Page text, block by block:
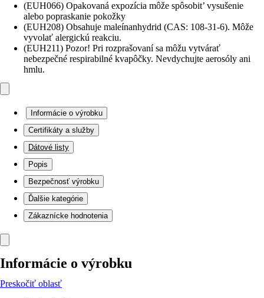
(EUH066) Opakovaná expozícia môže spôsobit’ vysušenie
alebo popraskanie pokožky
(EUH208) Obsahuje maleínanhydrid (CAS: 108-31-6). Môže
vyvolať alergickú reakciu.
(EUH211) Pozor! Pri rozprašovaní sa môžu vytvárať
nebezpečné respirabilné kvapôčky. Nevdychujte aerosóly ani
hmlu.
Informácie o výrobku
Certifikáty a služby
Dátové listy
Popis
Bezpečnosť výrobku
Ďalšie kategórie
Zákaznícke hodnotenia
Informácie o výrobku
Preskočiť oblasť